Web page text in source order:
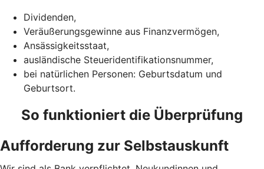
Dividenden,
Veräußerungsgewinne aus Finanzvermögen,
Ansässigkeitsstaat,
ausländische Steueridentifikationsnummer,
bei natürlichen Personen: Geburtsdatum und
Geburtsort.
So funktioniert die Überprüfung
Aufforderung zur Selbstauskunft